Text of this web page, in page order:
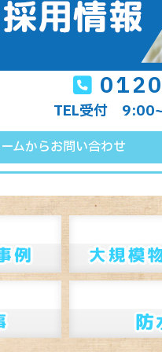
TEL受付
ムからお問い合わせ